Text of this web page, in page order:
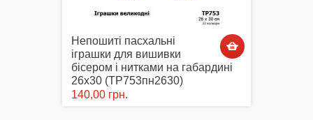
Непошиті пасхальні
іграшки для вишивки
бісером і нитками на габардині
26х30 (ТР753пн2630)
140,00 грн.